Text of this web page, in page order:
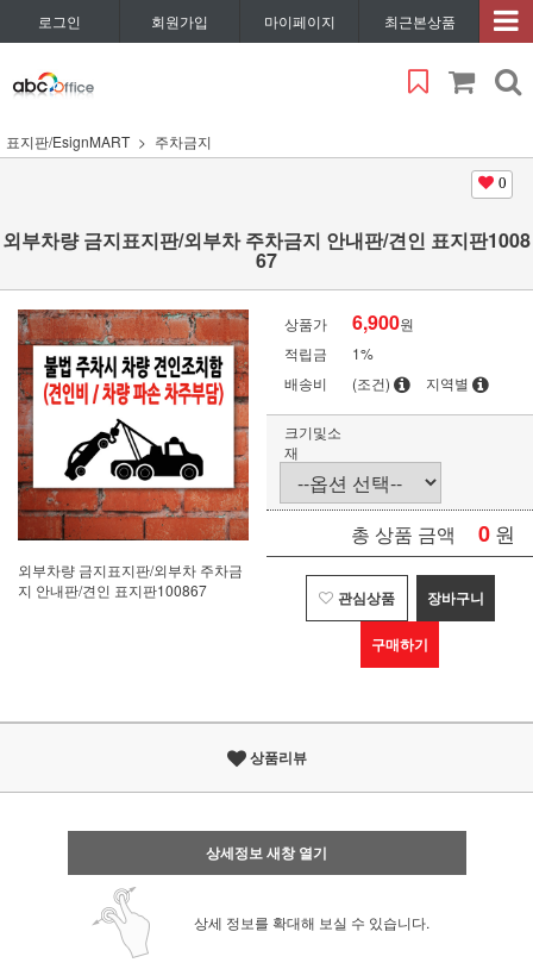
로그인 회원가입 마이페이지 최근본상품
표지판/EsignMART 주차금지
0
외부차량 금지표지판/외부차 주차금지 안내판/견인 표지판1008
67
외부차량 금지표지판/외부차 주차금
지 안내판/견인 표지판100867
상품가 6,900원
적립금
1%
배송비
(조건) 지역별
크기및소
재
총 상품 금액 0 원
관심상품 장바구니
구매하기
상품리뷰
상세정보 새창 열기
상세 정보를 확대해 보실 수 있습니다.